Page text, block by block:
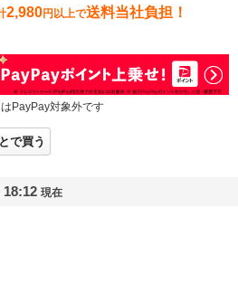
2,980円以上で送料当社負担！
PayPay対象外です
で買う
18:12 現在